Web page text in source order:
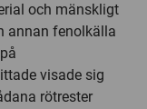
och mänskligt
annan fenolkälla
visade sig
rötrester